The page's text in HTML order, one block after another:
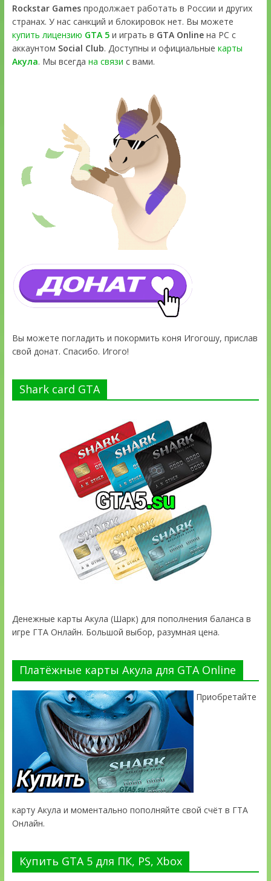
Rockstar Gamesпродолжает работать в России и других
странах. У нас санкций и блокировок нет. Вы можете
купить лицензию GTA 5и играть в GTA Onlineна PC с
аккаунтом Social Club. Доступны и официальные карты
Акула. Мы всегда на связи с вами.
Вы можете погладить и покормить коня Игогошу, прислав
свой донат. Спасибо. Игого!
Shark card GTA
Денежные карты Акула (Шарк) для пополнения баланса в
игре ГТА Онлайн. Большой выбор, разумная цена.
Платёжные карты Акула для GTA Online
Приобретайте
карту Акула и моментально пополняйте свой счёт в ГТА
Онлайн.
Купить GTA 5 для ПК, PS, Xbox